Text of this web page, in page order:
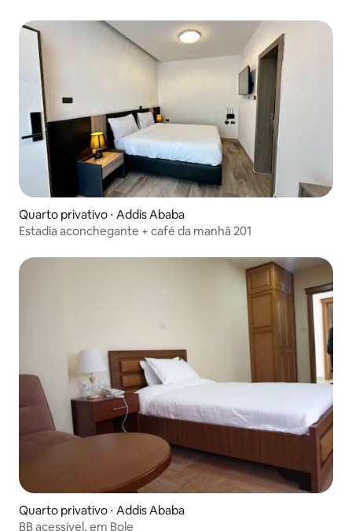
Quarto privativo ⋅ Addis Ababa
Estadia aconchegante + café da manhã 201
Quarto privativo ⋅ Addis Ababa
BB acessível, em Bole